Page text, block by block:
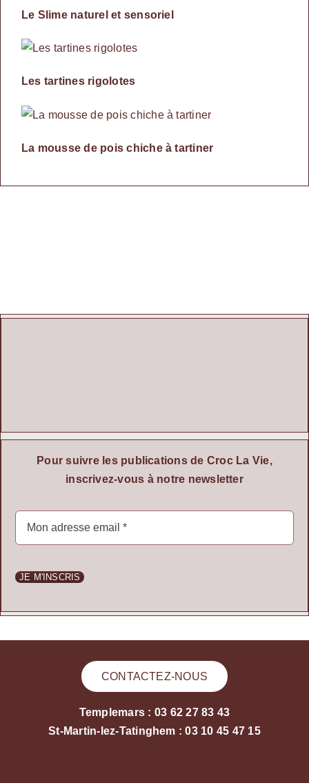
Le Slime naturel et sensoriel
Les tartines rigolotes
La mousse de pois chiche à tartiner
Pour suivre les publications de Croc La Vie,
inscrivez-vous à notre newsletter
JE M'INSCRIS
CONTACTEZ-NOUS
Templemars : 03 62 27 83 43
St-Martin-lez-Tatinghem : 03 10 45 47 15